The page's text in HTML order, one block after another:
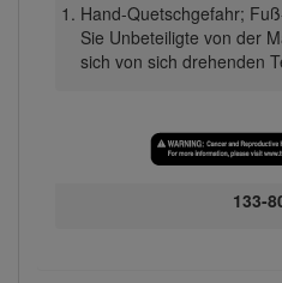
Hand-Quetschgefahr;
Sie Unbeteiligte von der
sich von sich drehenden
133-